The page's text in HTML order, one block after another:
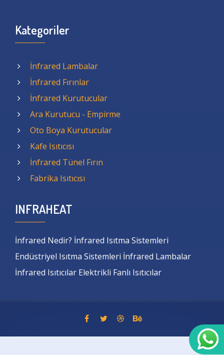
Kategoriler
İnfrared Lambalar
İnfrared Fırınlar
İnfrared Kurutucular
Ara Kurutucu - Empirme
Oto Boya Kurutucular
Kafe Isıtıcısı
İnfrared Tünel Fırın
Fabrika Isıtıcısı
INFRAHEAT
İnfrared Nedir? İnfrared Isıtma Sistemleri
Endüstriyel Isıtma Sistemleri İnfrared Lambalar
İnfrared Isıtıcılar Elektrikli Fanlı Isıtıcılar